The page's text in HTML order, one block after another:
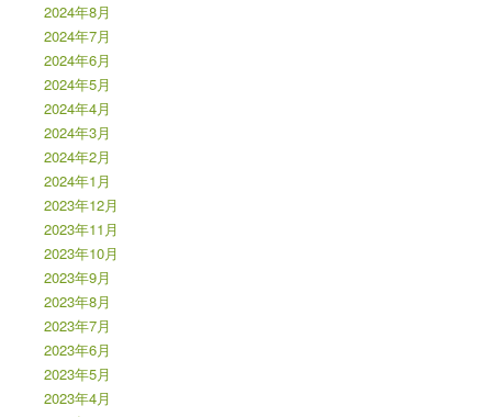
2024年8月
2024年7月
2024年6月
2024年5月
2024年4月
2024年3月
2024年2月
2024年1月
2023年12月
2023年11月
2023年10月
2023年9月
2023年8月
2023年7月
2023年6月
2023年5月
2023年4月